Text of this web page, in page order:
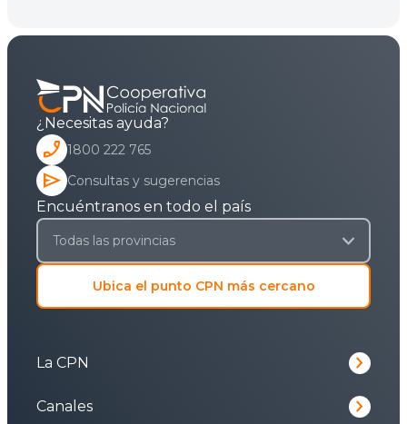
¿Necesitas ayuda?
phone_enabled 1800 222 765
send Consultas y sugerencias
Encuéntranos en todo el país
Ubica el punto CPN más cercano
La CPN keyboard_arrow_right
Canales keyboard_arrow_right